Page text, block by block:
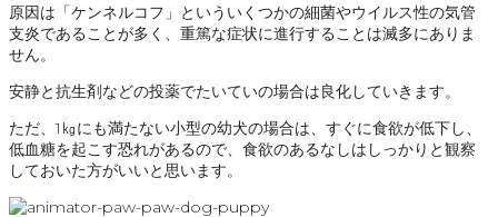
原因は「ケンネルコフ」といういくつかの細菌やウイルス性の気管
支炎であることが多く、重篤な症状に進行することは滅多にありま
せん。
安静と抗生剤などの投薬でたいていの場合は良化していきます。
ただ、1㎏にも満たない小型の幼犬の場合は、すぐに食欲が低下し、
低血糖を起こす恐れがあるので、食欲のあるなしはしっかりと観察
しておいた方がいいと思います。